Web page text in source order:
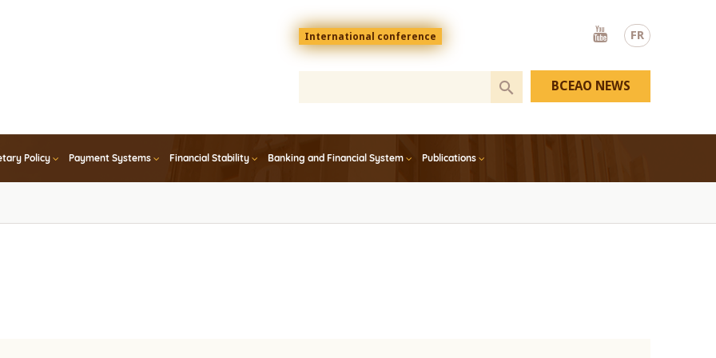
FR
Menu
top
En
International conference
Youtube
Policy Payment Systems Financial Stability Banking and Financial System Publications
BCEAO NEWS